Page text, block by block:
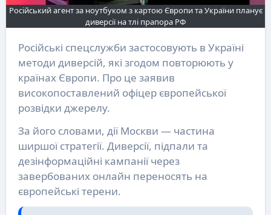
Російський агент за ноутбуком з картою Європи та України планує
диверсії на тлі прапора РФ
Російські спецслужби застосовують в Україні
методи диверсій, які згодом повторюють у
країнах Європи. Про це заявив
високопоставлений офіцер європейської
розвідки джерелу.
За його словами, дії Москви — частина
ширшої стратегії. Диверсії, підпали та
дезінформаційні кампанії через
завербованих онлайн переносять на
європейські терени.